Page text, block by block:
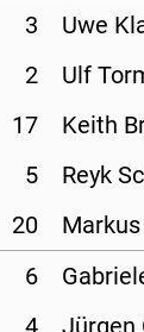
3 Uwe
2 Ulf
17 Keith
5 Reyk
20
6
4 Jürgen